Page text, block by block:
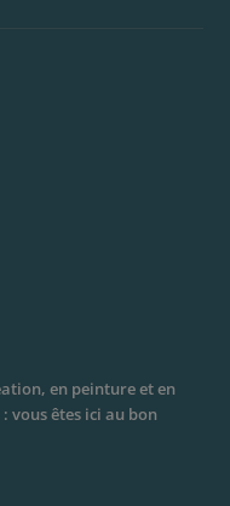
en peinture et en
vous êtes ici au bon